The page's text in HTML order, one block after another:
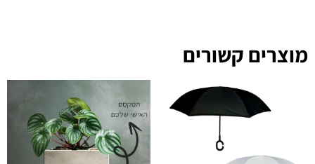
מוצרים קשורים